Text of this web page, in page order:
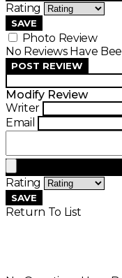
Rating
SAVE
Photo Review
No Reviews Have
POST REVIEW
Modify Review
Writer
Email
Rating
SAVE
Return To List